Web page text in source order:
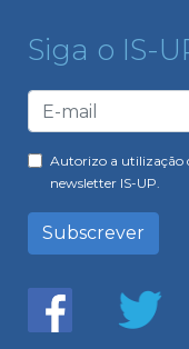
Siga o IS-
Autorizo a utilização
newsletter IS-UP.